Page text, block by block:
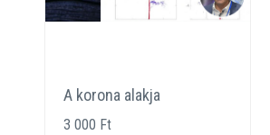
A korona alakja
3 000 Ft